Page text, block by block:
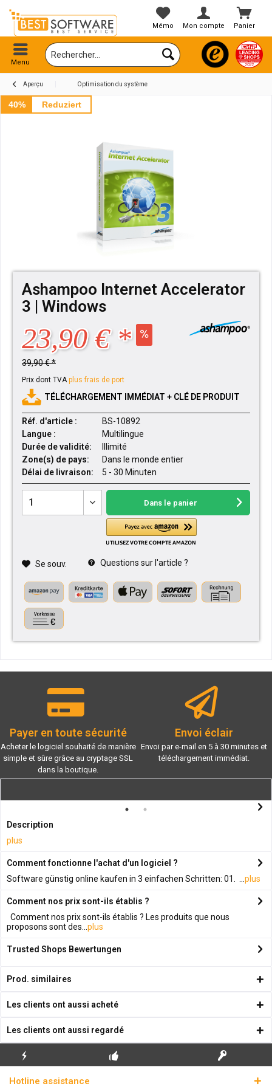
Panier
Mémo Mon compte
Menu
Aperçu Optimisation du système
40% Reduziert
Ashampoo Internet Accelerator
3 | Windows
23,90 € *
39,90 € *
Prix dont TVAplus frais de port
TÉLÉCHARGEMENT IMMÉDIAT + CLÉ DE PRODUIT
Réf. d'article :
BS-10892
Langue :
Multilingue
Durée de validité:
Illimité
Zone(s) de pays:
Dans le monde entier
Délai de livraison:
5 - 30 Minuten
Dans le panier
Se souv. Questions sur l'article ?
Payer en toute sécurité
Acheter le logiciel souhaité de manière
simple et sûre grâce au cryptage SSL
dans la boutique.
Envoi éclair
Envoi par e-mail en 5 à 30 minutes et
téléchargement immédiat.
Description
plus
Comment fonctionne l'achat d'un logiciel ?
Software günstig online kaufen in 3 einfachen Schritten: 01. ... plus
Comment nos prix sont-ils établis ?
Comment nos prix sont-ils établis ? Les produits que nous
proposons sont des... plus
Trusted Shops Bewertungen
Prod. similaires
Les clients ont aussi acheté
Les clients ont aussi regardé
ÉCLAIR
Hotline assistance